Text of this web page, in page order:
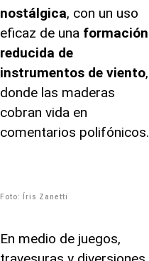
nostálgica, con un uso
eficaz de una formación
reducida de
instrumentos de viento,
donde las maderas
cobran vida en
comentarios polifónicos.
Foto: Íris Zanetti
En medio de juegos,